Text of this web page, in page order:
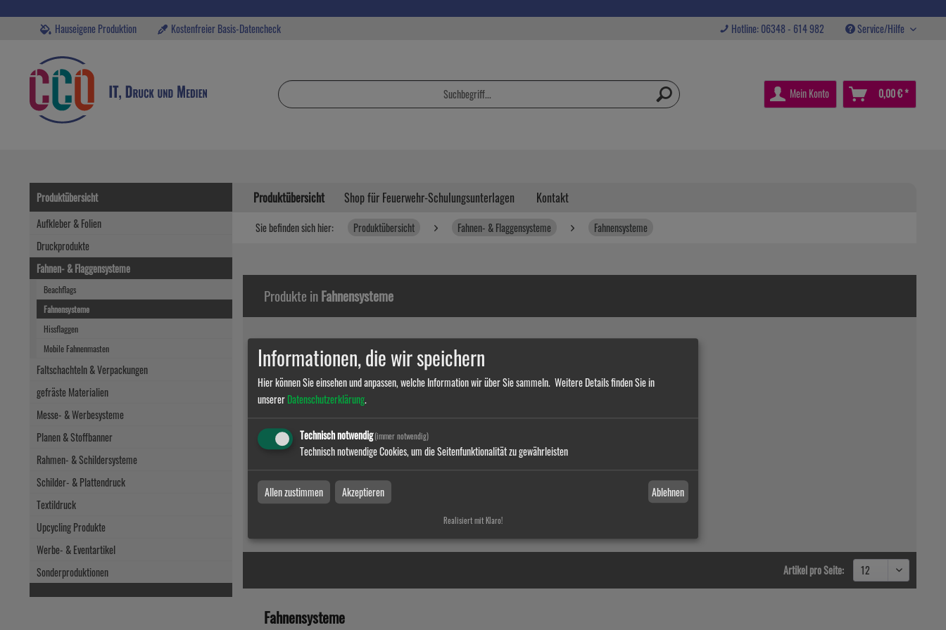
Hauseigene Produktion Kostenfreier Basis-Datencheck Hotline: 06348 - 614 982 Service/Hilfe
Mein Konto 0,00 € *
Produktübersicht
Aufkleber & Folien
Druckprodukte
Fahnen- & Flaggensysteme
Beachflags
Fahnensysteme
Hissflaggen
Mobile Fahnenmasten
Faltschachteln & Verpackungen
gefräste Materialien
Messe- & Werbesysteme
Planen & Stoffbanner
Rahmen- & Schildersysteme
Schilder- & Plattendruck
Textildruck
Upcycling Produkte
Werbe- & Eventartikel
Sonderproduktionen
Produktübersicht Shop für Feuerwehr-Schulungsunterlagen Kontakt
Sie befinden sich hier: Produktübersicht Fahnen- & Flaggensysteme Fahnensysteme
Produkte inFahnensysteme
Fahnensystem Mistral
Artikel pro Seite:
Fahnensysteme
Informationen, die wir speichern
Hier können Sie einsehen und anpassen, welche Information wir über Sie sammeln. Weitere Details finden Sie in
unsererDatenschutzerklärung.
Technisch notwendig(immer notwendig)
Technisch notwendige Cookies, um die Seitenfunktionalität zu gewährleisten
Allen zustimmen Akzeptieren Ablehnen
Realisiert mit Klaro!